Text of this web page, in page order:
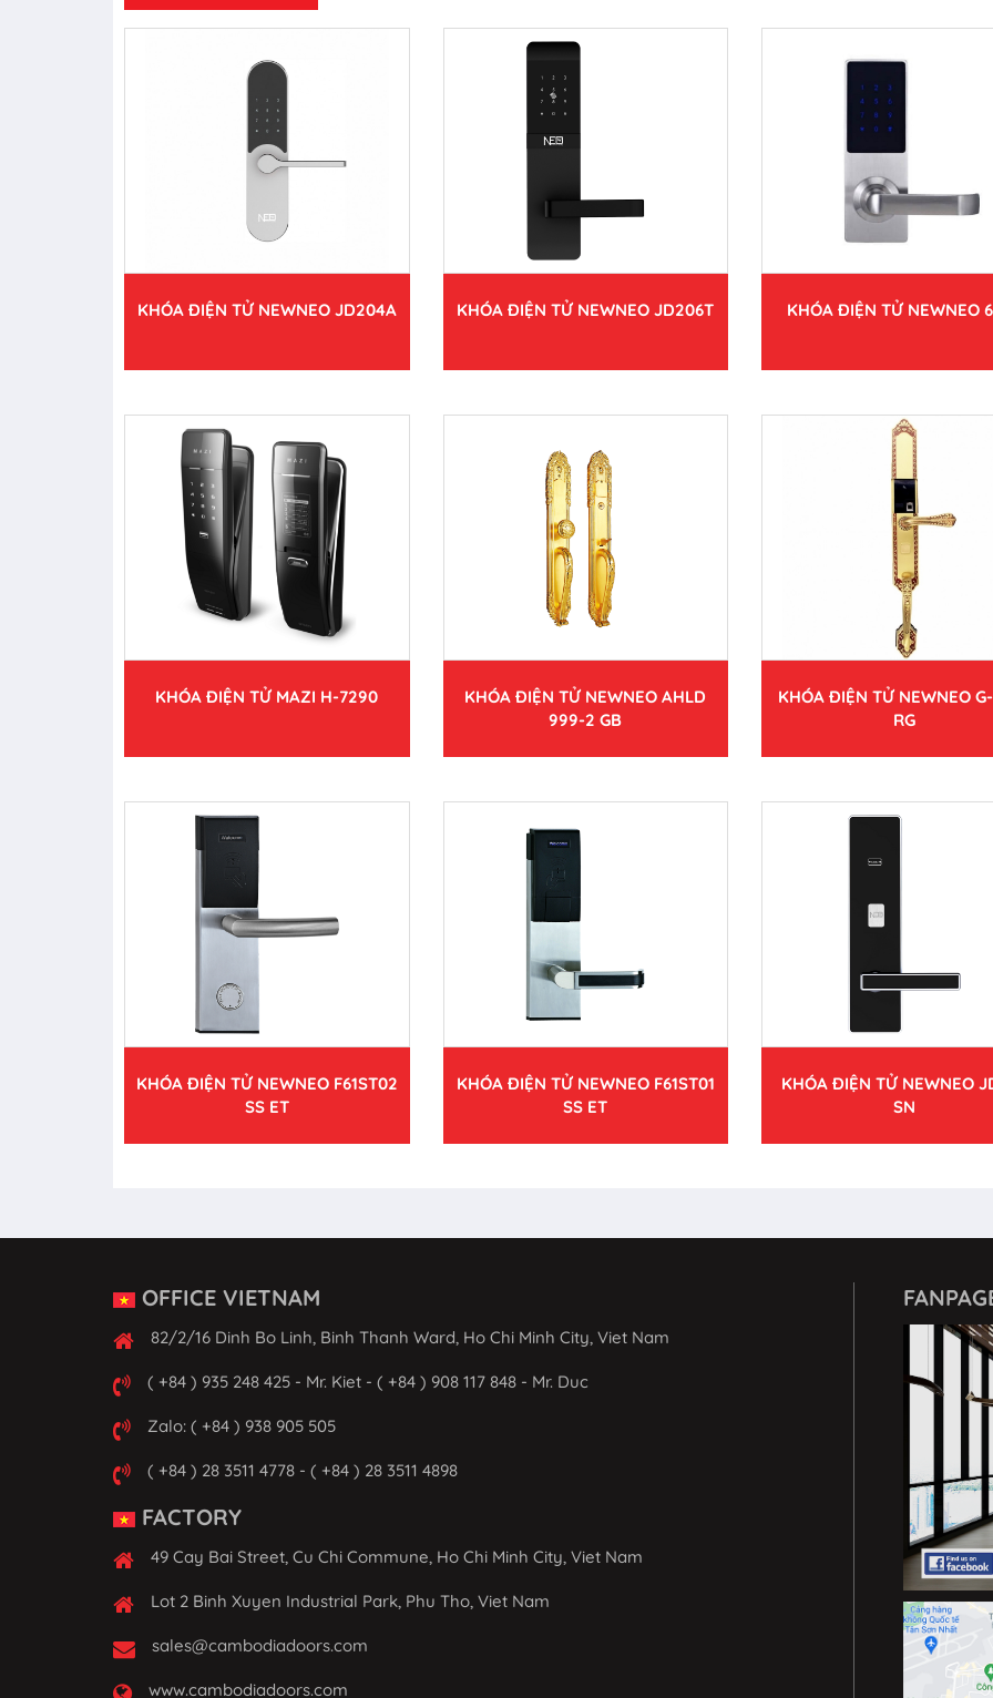
KHÓA ĐIỆN TỬ NEWNEO JD204A KHÓA ĐIỆN TỬ NEWNEO JD206T KHÓA ĐIỆN TỬ NEWNEO
KHÓA ĐIỆN TỬ MAZI H-7290
KHÓA ĐIỆN TỬ NEWNEO AHLD
999-2 GB
KHÓA ĐIỆN TỬ NEWNEO
RG
KHÓA ĐIỆN TỬ NEWNEO F61ST02
SS ET
KHÓA ĐIỆN TỬ NEWNEO F61ST01
SS ET
KHÓA ĐIỆN TỬ NEWNEO
SN
OFFICE VIETNAM
82/2/16 Dinh Bo Linh, Binh Thanh Ward, Ho Chi Minh City, Viet Nam
( +84 ) 935 248 425 - Mr. Kiet - ( +84 ) 908 117 848 - Mr. Duc
Zalo: ( +84 ) 938 905 505
( +84 ) 28 3511 4778 - ( +84 ) 28 3511 4898
FACTORY
49 Cay Bai Street, Cu Chi Commune, Ho Chi Minh City, Viet Nam
Lot 2 Binh Xuyen Industrial Park, Phu Tho, Viet Nam
sales@cambodiadoors.com
www.cambodiadoors.com